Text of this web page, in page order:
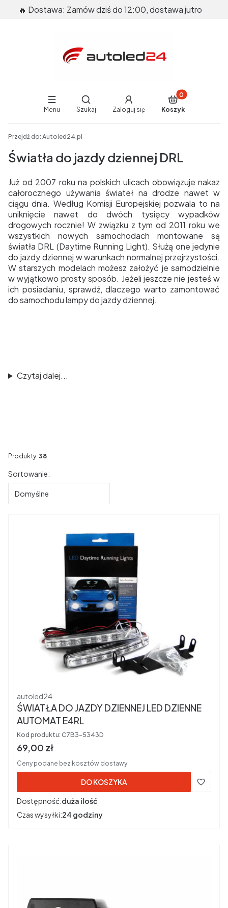
🔥 Dostawa: Zamów dziś do 12:00, dostawa jutro
Menu
Otwórz wyszukiwarkę
Szukaj Zaloguj się
Produkty w
Koszyk
Przejdź do: Autoled24.pl
Światła do jazdy dziennej DRL
Już od 2007 roku na polskich ulicach obowiązuje nakaz
całorocznego używania świateł na drodze nawet w
ciągu dnia. Według Komisji Europejskiej pozwala to na
uniknięcie nawet do dwóch tysięcy wypadków
drogowych rocznie! W związku z tym od 2011 roku we
wszystkich nowych samochodach montowane są
światła DRL (Daytime Running Light). Służą one jedynie
do jazdy dziennej w warunkach normalnej przejrzystości.
W starszych modelach możesz założyć je samodzielnie
w wyjątkowo prosty sposób. Jeżeli jeszcze nie jesteś w
ich posiadaniu, sprawdź, dlaczego warto zamontować
do samochodu lampy do jazdy dziennej.
Czytaj dalej...
Produkty: 38
Lista produktów
Sortowanie:
Domyślne
Producent
autoled24
ŚWIATŁA DO JAZDY DZIENNEJ LED DZIENNE
AUTOMAT E4RL
Kod produktu: C7B3-5343D
Cena brutto
69,00 zł
Ceny podane bez kosztów dostawy.
DO KOSZYKA
Dostępność:duża ilość
Czas wysyłki:24 godziny